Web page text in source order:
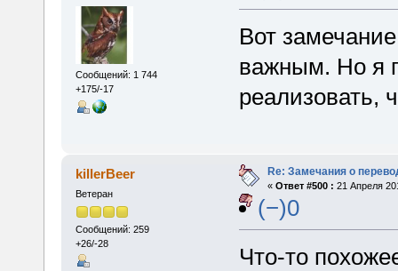
Сообщений: 1 744
+175/-17
Вот
важным. Но я
реализовать,
killerBeer
Ветеран
Сообщений: 259
+26/-28
Re: Замечания о
« Ответ #500 : 21 Апреля
(−)0
Что-то